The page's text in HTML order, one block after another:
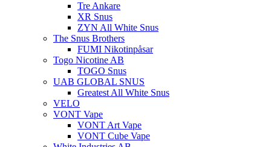
Tre Ankare
XR Snus
ZYN All White Snus
The Snus Brothers
FUMI Nikotinpåsar
Togo Nicotine AB
TOGO Snus
UAB GLOBAL SNUS
Greatest All White Snus
VELO
VONT Vape
VONT Art Vape
VONT Cube Vape